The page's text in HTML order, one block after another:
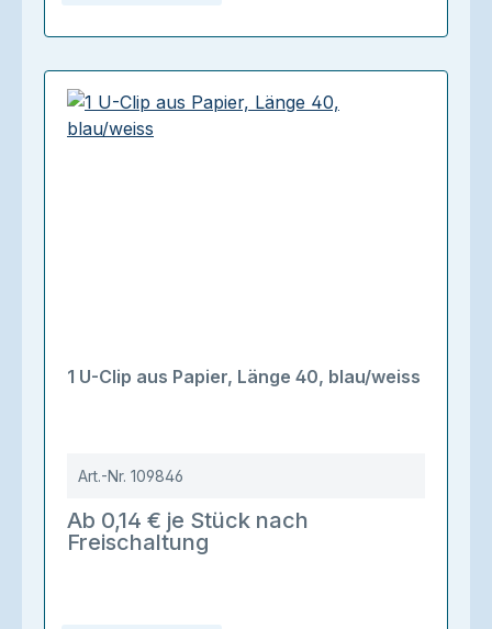
1 U-Clip aus Papier, Länge 40, blau/weiss
Art.-Nr. 109846
Ab 0,14 € je Stück nach
Freischaltung